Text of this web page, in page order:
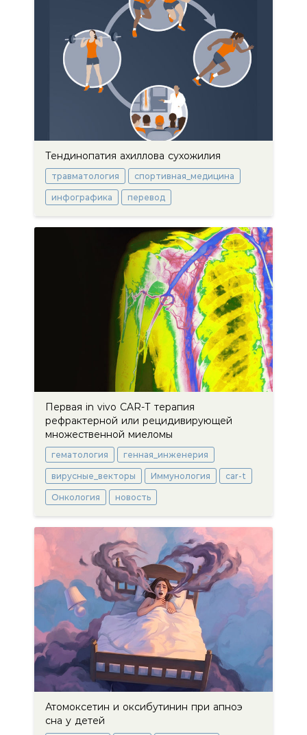
Тендинопатия ахиллова сухожилия
травматология спортивная_медицина
инфографика перевод
Первая in vivo CAR-Т терапия
рефрактерной или рецидивирующей
множественной миеломы
гематология генная_инженерия
вирусные_векторы Иммунология car-t
Онкология новость
Атомоксетин и оксибутинин при апноэ
сна у детей